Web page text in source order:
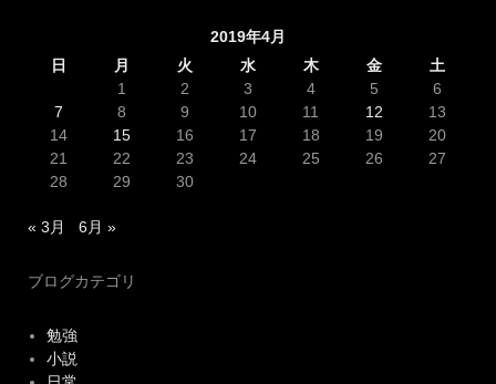
2019年4月
日
月 火 水 木 金
土
1
2 3 4 5
6
7
8 9 10 11 12
13
14
15 16 17 18 19
20
21
22 23 24 25 26
27
28
29 30
« 3月 6月 »
ブログカテゴリ
勉強
小説